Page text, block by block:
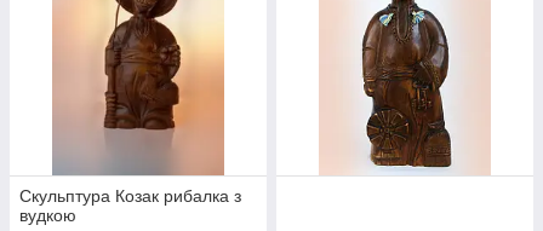
Скульптура Козак рибалка з
вудкою